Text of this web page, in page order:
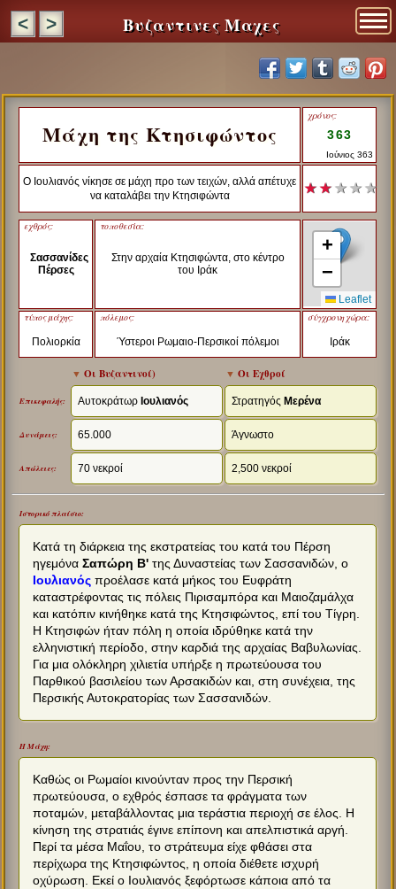
< > Βυζαντινες Μαχες
Μάχη της Κτησιφώντος
χρόνος:
363
Ιούνιος 363
Ο Ιουλιανός νίκησε σε μάχη προ των τειχών, αλλά απέτυχε
να καταλάβει την Κτησιφώντα
★ ★ ★ ★ ★
εχθρός:
Σασσανίδες
Πέρσες
τοποθεσία:
Στην αρχαία Κτησιφώντα, στο κέντρο
του Ιράκ
+
−
Leaflet
τύπος μάχης:
Πολιορκία
πόλεμος:
Ύστεροι Ρωμαιο-Περσικοί πόλεμοι
σύγχρονη χώρα:
Ιράκ
▼ Οι Βυζαντινοί) ▼ Οι Εχθροί
Επικεφαλής: Αυτοκράτωρ Ιουλιανός Στρατηγός Μερένα
Δυνάμεις: 65.000 Άγνωστο
Απώλειες: 70 νεκροί 2,500 νεκροί
Ιστορικό πλαίσιο:
Κατά τη διάρκεια της εκστρατείας του κατά του Πέρση
ηγεμόναΣαπώρη Β' της Δυναστείας των Σασσανιδών, ο
Ιουλιανός προέλασε κατά μήκος του Ευφράτη
καταστρέφοντας τις πόλεις Πιρισαμπόρα και Μαιοζαμάλχα
και κατόπιν κινήθηκε κατά της Κτησιφώντος, επί του Τίγρη.
Η Κτησιφών ήταν πόλη η οποία ιδρύθηκε κατά την
ελληνιστική περίοδο, στην καρδιά της αρχαίας Βαβυλωνίας.
Για μια ολόκληρη χιλιετία υπήρξε η πρωτεύουσα του
Παρθικού βασιλείου των Αρσακιδών και, στη συνέχεια, της
Περσικής Αυτοκρατορίας των Σασσανιδών.
Η Μάχη:
Καθώς οι Ρωμαίοι κινούνταν προς την Περσική
πρωτεύουσα, ο εχθρός έσπασε τα φράγματα των
ποταμών, μεταβάλλοντας μια τεράστια περιοχή σε έλος. Η
κίνηση της στρατιάς έγινε επίπονη και απελπιστικά αργή.
Περί τα μέσα Μαΐου, το στράτευμα είχε φθάσει στα
περίχωρα της Κτησιφώντος, η οποία διέθετε ισχυρή
οχύρωση. Εκεί ο Ιουλιανός ξεφόρτωσε κάποια από τα